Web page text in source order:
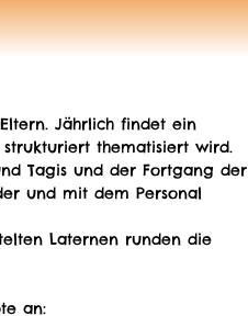
Jährlich findet ein
strukturiert thematisiert wird.
Tagis und der Fortgang der
und mit dem Personal
Laternen runden die
an: